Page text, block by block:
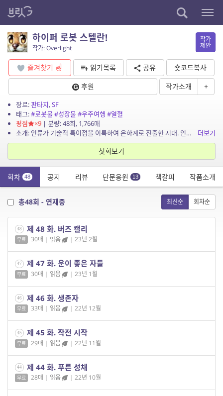
하이퍼 로봇 스텔란!
작가: Overlight
작가
제안
즐겨찾기 읽기목록 공유
숏코드복사
후원
작가소개 +
장르:판타지,SF
태그:#로봇물#성장물#우주여행 #열혈
평점
×9| 분량: 48회, 1,766매
소개: 인류가 기술적 특이점을 이룩하여 은하계로 진출한 시대. 인류가 무사히 정착한 4번째 항성계의 제 4 지구는 초대형 우주 항행선 마르니온의 수호 아래에 평안한 삶을 보내고 있었다. ...
더보기
첫회보기
회차 48 공지 리뷰 단문응원 13 책갈피 작품소개
총48회 - 연재중 최신순 회차순
48 제 48 화. 버즈 캘리
무료 30매 | 읽음 | 23년 2월
47 제 47 화. 운이 좋은 자들
무료 30매 | 읽음 | 23년 1월
46 제 46 화. 생존자
무료 33매 | 읽음 | 22년 12월
45 제 45 화. 작전 시작
무료 29매 | 읽음 | 22년 11월
44 제 44 화. 푸른 성채
무료 28매 | 읽음 | 22년 10월